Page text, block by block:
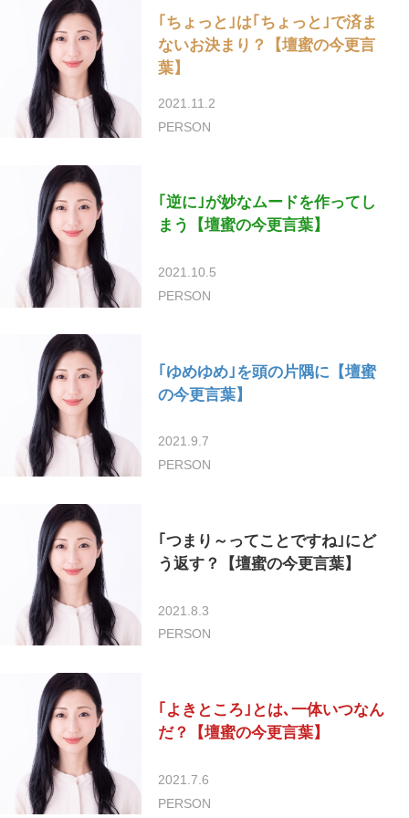
｢ちょっと｣は｢ちょっと｣で済ま
ないお決まり？【壇蜜の今更言
葉】
2021.11.2
PERSON
｢逆に｣が妙なムードを作ってし
まう【壇蜜の今更言葉】
2021.10.5
PERSON
｢ゆめゆめ｣を頭の片隅に【壇蜜
の今更言葉】
2021.9.7
PERSON
｢つまり～ってことですね｣にど
う返す？【壇蜜の今更言葉】
2021.8.3
PERSON
｢よきところ｣とは､一体いつなん
だ？【壇蜜の今更言葉】
2021.7.6
PERSON